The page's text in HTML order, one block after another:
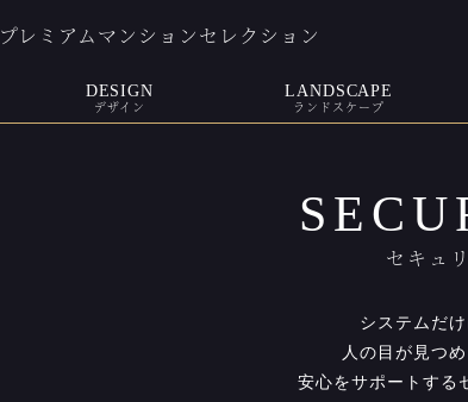
プレミアムマンションセレクション
DESIGN
デザイン
LANDSCAPE
ランドスケープ
セキュ
システムだ
人の目が見つ
安心をサポートする